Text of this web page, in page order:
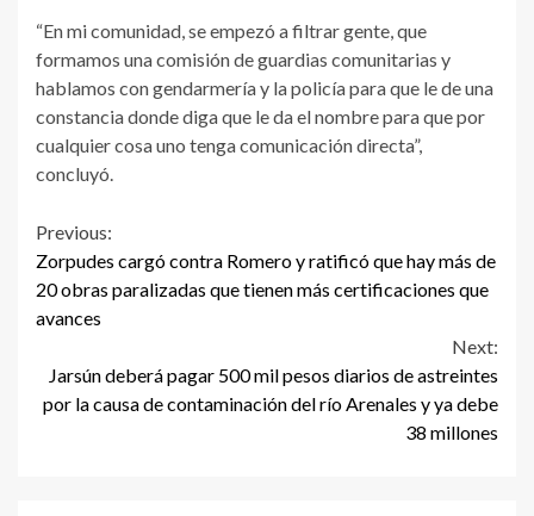
“En mi comunidad, se empezó a filtrar gente, que
formamos una comisión de guardias comunitarias y
hablamos con gendarmería y la policía para que le de una
constancia donde diga que le da el nombre para que por
cualquier cosa uno tenga comunicación directa”,
concluyó.
Continue
Reading
Previous:
Zorpudes cargó contra Romero y ratificó que hay más de
20 obras paralizadas que tienen más certificaciones que
avances
Next:
Jarsún deberá pagar 500 mil pesos diarios de astreintes
por la causa de contaminación del río Arenales y ya debe
38 millones